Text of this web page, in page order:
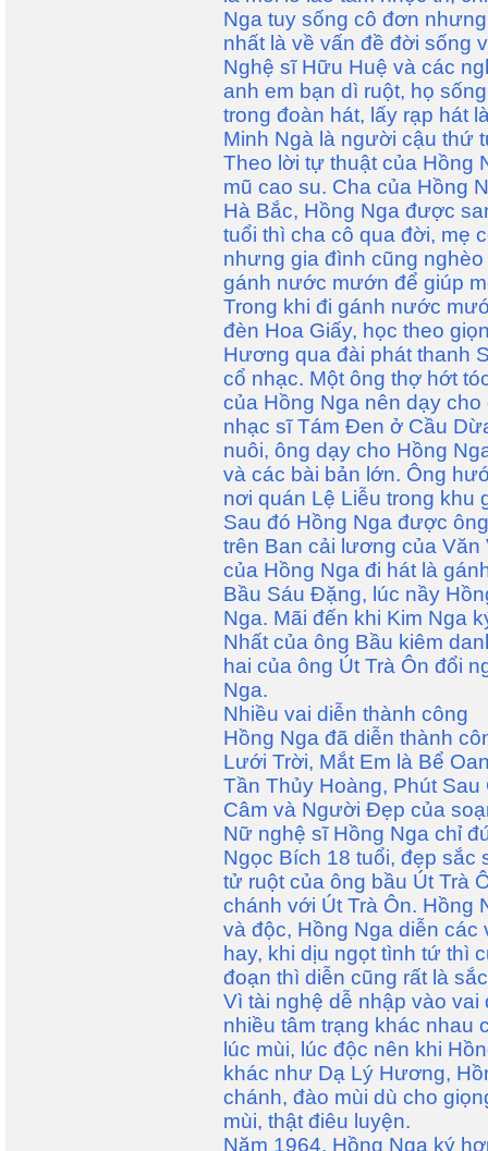
Nga tuy sống cô đơn
nhất là về vấn đề đời sống
Nghệ sĩ Hữu Huệ và các
anh em bạn dì ruột, họ
trong đoàn hát, lấy rạp hát
Minh Ngà là người cậu thứ
Theo lời tự thuật của Hồng
mũ cao su. Cha của Hồng
Hà Bắc, Hồng Nga được
tuổi thì cha cô qua đời, mẹ
nhưng gia đình cũng
gánh nước mướn để giúp
Trong khi đi gánh nước
đèn Hoa Giấy, học theo
Hương qua đài phát thanh
cổ nhạc. Một ông thợ hớt
của Hồng Nga nên dạy
nhạc sĩ Tám Đen ở Cầu
nuôi, ông dạy cho Hồng
và các bài bản lớn. Ông
nơi quán Lệ Liễu trong khu
Sau đó Hồng Nga được
trên Ban cải lương của
của Hồng Nga đi hát là
Bầu Sáu Đặng, lúc nầy
Nga. Mãi đến khi Kim Nga
Nhất của ông Bầu kiêm
hai của ông Út Trà Ôn đổi
Nga.
Nhiều vai diễn thành công
Hồng Nga đã diễn thành
Lưới Trời, Mắt Em là Bể
Tần Thủy Hoàng, Phút
Câm và Người Đẹp của
Nữ nghệ sĩ Hồng Nga chỉ
Ngọc Bích 18 tuổi, đẹp sắc
tử ruột của ông bầu Út Trà
chánh với Út Trà Ôn. Hồng
và độc, Hồng Nga diễn các
hay, khi dịu ngọt tình tứ thì
đoạn thì diễn cũng rất là
Vì tài nghệ dễ nhập vào
nhiều tâm trạng khác nhau
lúc mùi, lúc độc nên khi
khác như Dạ Lý Hương,
chánh, đào mùi dù cho
mùi, thật điêu luyện.
Năm 1964, Hồng Nga ký